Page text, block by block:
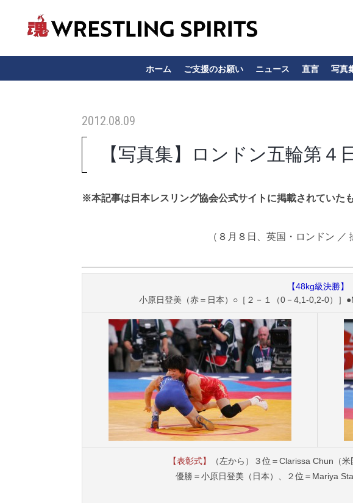
ホーム ご支援のお願い ニュース 直言 写真
2012.08.09
【写真集】ロンドン五輪第４
※本記事は日本レスリング協会公式サイトに掲載されていたも
（８月８日、英国・ロンドン ／
【48kg級決勝】
小原日登美（赤＝日本）○［２－１（0－4,1-0,2-0）］
【表彰式】
（左から）３位＝Clarissa Chun（
優勝＝小原日登美（日本）、２位＝Mariya